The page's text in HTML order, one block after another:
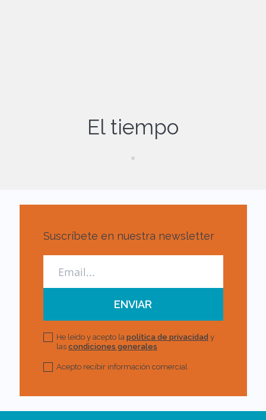
El tiempo
Suscríbete en nuestra newsletter
He leído y acepto la política de privacidad y
las condiciones generales
Acepto recibir información comercial